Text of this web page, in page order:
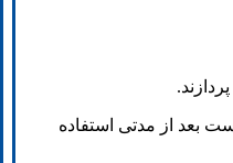
بعد از مدتی استفاده